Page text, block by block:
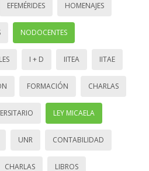
EFEMÉRIDES HOMENAJES
NODOCENTES
I + D IITEA IITAE
FORMACIÓN CHARLAS
LEY MICAELA
UNR CONTABILIDAD
CHARLAS LIBROS